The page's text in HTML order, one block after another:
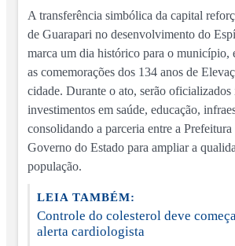
A transferência simbólica da capital
de Guarapari no desenvolvimento do
marca um dia histórico para o município,
as comemorações dos 134 anos de
cidade. Durante o ato, serão oficializados
investimentos em saúde, educação,
consolidando a parceria entre a
Governo do Estado para ampliar a
população.
LEIA TAMBÉM:
Controle do colesterol deve
alerta cardiologista